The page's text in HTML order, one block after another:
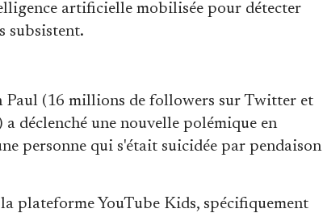
artificielle mobilisée pour détecter
subsistent.
(16 millions de followers sur Twitter et
déclenché une nouvelle polémique en
personne qui s'était suicidée par pendaison
plateforme YouTube Kids, spécifiquement